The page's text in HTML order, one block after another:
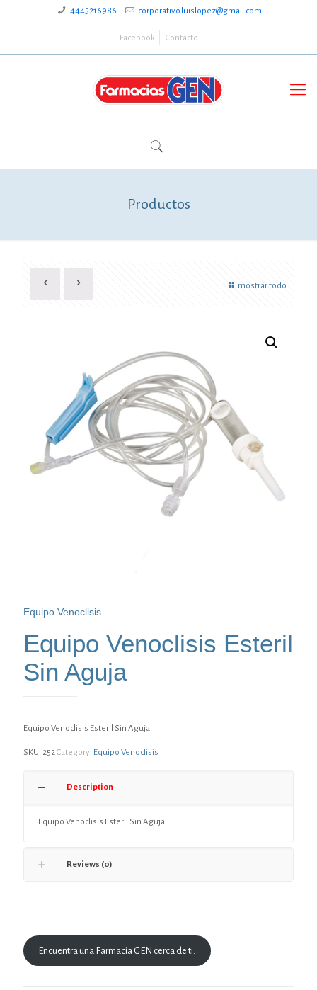
4445216986 corporativo.luislopez@gmail.com
Facebook Contacto
Productos
mostrar todo
Equipo Venoclisis
Equipo Venoclisis Esteril
Sin Aguja
Equipo Venoclisis Esteril Sin Aguja
SKU: 252Category: Equipo Venoclisis
Description
Equipo Venoclisis Esteril Sin Aguja
Reviews (0)
Encuentra una Farmacia GEN cerca de ti.